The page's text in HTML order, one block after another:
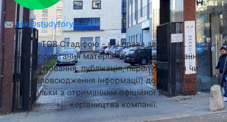
ask@studyforyou.info
ТОВ Стадіфою - всі права захищені.
Використання матеріалів сайту (копіювання,
дублювання, публікація, перепублікація чи
розповсюдження інформації) дозволяється
тільки з отриманням офіційної згоди від
керівництва компанії.